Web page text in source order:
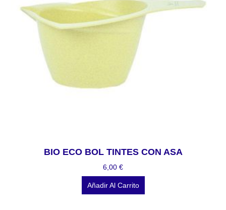
BIO ECO BOL TINTES CON ASA
6,00 €
Añadir Al Carrito